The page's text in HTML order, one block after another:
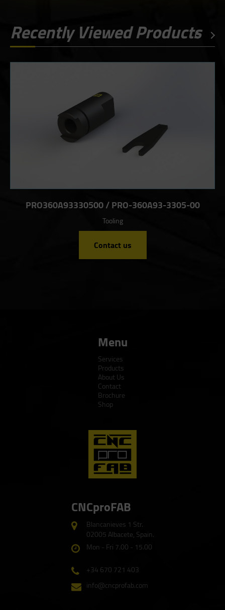
Recently Viewed Products
PRO360A93330500 / PRO-360A93-3305-00
Tooling
Contact us
Menu
Services
Products
About Us
Contact
Brochure
Shop
CNCproFAB
Blancanieves 1 Str.
02005 Albacete, Spain.
Mon - Fri 7.00 - 15.00
+34 670 721 403
info@cncprofab.com